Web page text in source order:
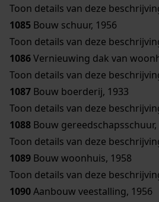
Toon details van deze
1085 Bouw schuur, 1956
Toon details van deze
1086Vernieuwing dak van
Toon details van deze
1087 Bouw boerderij, 1933
Toon details van deze
1088 Bouw gereedschapsschuur,
Toon details van deze
1089 Bouw woonhuis, 1958
Toon details van deze
1090Aanbouw veestalling, 1956